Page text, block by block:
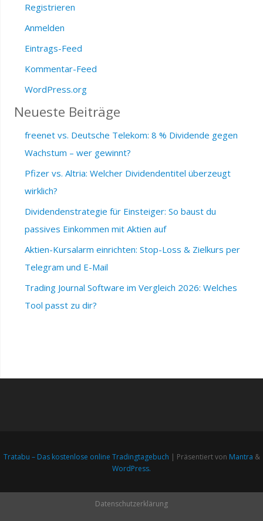
Registrieren
Anmelden
Eintrags-Feed
Kommentar-Feed
WordPress.org
Neueste Beiträge
freenet vs. Deutsche Telekom: 8 % Dividende gegen
Wachstum – wer gewinnt?
Pfizer vs. Altria: Welcher Dividendentitel überzeugt
wirklich?
Dividendenstrategie für Einsteiger: So baust du
passives Einkommen mit Aktien auf
Aktien-Kursalarm einrichten: Stop-Loss & Zielkurs per
Telegram und E-Mail
Trading Journal Software im Vergleich 2026: Welches
Tool passt zu dir?
Tratabu – Das kostenlose online Tradingtagebuch | Präsentiert von Mantra &
WordPress.
Datenschutzerklärung